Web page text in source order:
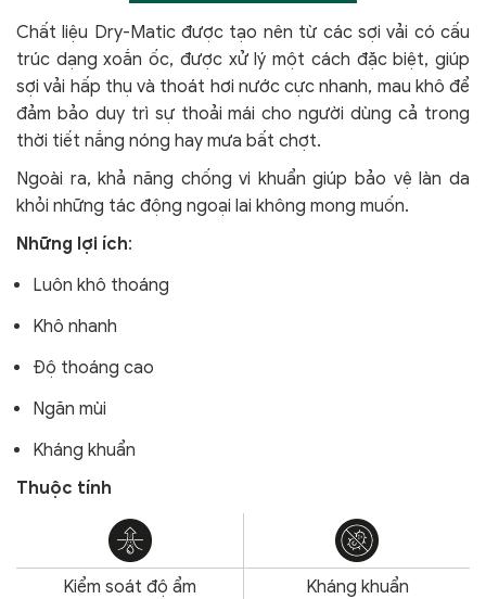
Chất liệu Dry-Matic được tạo nên từ các sợi vải có cấu
trúc dạng xoắn ốc, được xử lý một cách đặc biệt, giúp
sợi vải hấp thụ và thoát hơi nước cực nhanh, mau khô để
đảm bảo duy trì sự thoải mái cho người dùng cả trong
thời tiết nắng nóng hay mưa bất chợt.
Ngoài ra, khả năng chống vi khuẩn giúp bảo vệ làn da
khỏi những tác động ngoại lai không mong muốn.
Những lợi ích:
Luôn khô thoáng
Khô nhanh
Độ thoáng cao
Ngăn mùi
Kháng khuẩn
Thuộc tính
Kiểm soát độ ẩm Kháng khuẩn